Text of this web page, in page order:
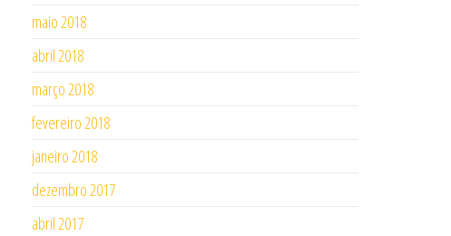
maio 2018
abril 2018
março 2018
fevereiro 2018
janeiro 2018
dezembro 2017
abril 2017